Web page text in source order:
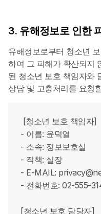
3. 유해정보로 인한
유해정보로부터 청소년
하여 그 피해가 확산되지
된 청소년 보호 책임자와
상담 및 고충처리를 요청
[청소년 보호 책임자]
- 이름: 윤덕열
- 소속: 정보보호실
- 직책: 실장
- E-MAIL:
- 전화번호: 02-555-
[청소년 보호 담당자]